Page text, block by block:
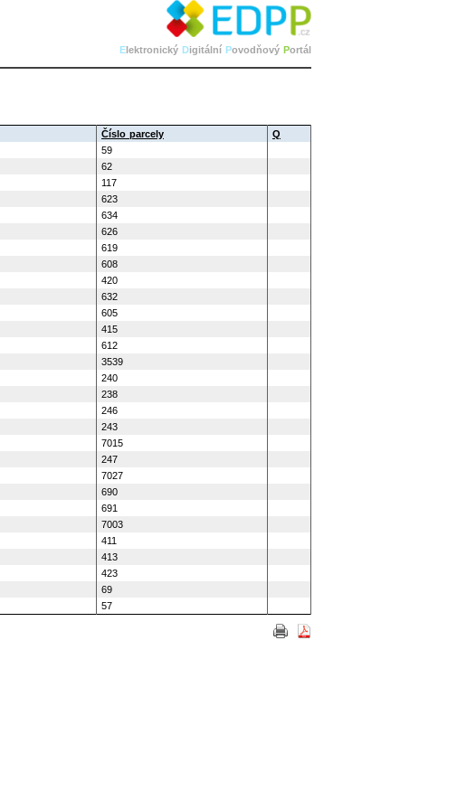
Elektronický Digitální Povodňový Portál
Číslo parcely
Q
59
62
117
623
634
626
619
608
420
632
605
415
612
3539
240
238
246
243
7015
247
7027
690
691
7003
411
413
423
69
57